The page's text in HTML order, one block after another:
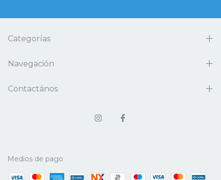
Categorías
Navegación
Contactános
Medios de pago